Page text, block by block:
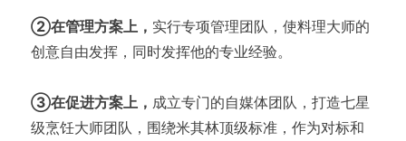
②在管理方案上， 实行专项管理团队，使料理大师的
创意自由发挥，同时发挥他的专业经验。
③在促进方案上， 成立专门的自媒体团队，打造七星
级烹饪大师团队，围绕米其林顶级标准，作为对标和